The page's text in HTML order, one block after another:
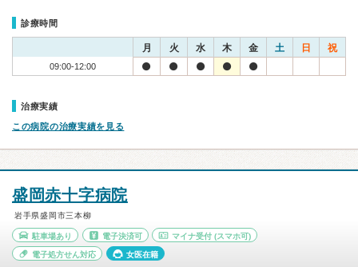
診療時間
月 火 水 木 金 土 日 祝
09:00-12:00
治療実績
この病院の治療実績を見る
盛岡赤十字病院
岩手県盛岡市三本柳
駐車場あり 電子決済可 マイナ受付 (スマホ可)
電子処方せん対応 女医在籍